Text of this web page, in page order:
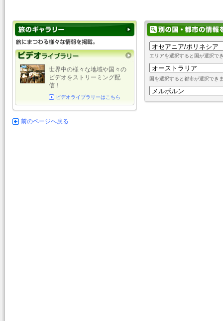
エリアを選択すると国が選択で
国を選択すると都市が選択でき
世界中の様々な地域や国々の
ビデオをストリーミング配
信！
ビデオライブラリーはこちら
前のページへ戻る